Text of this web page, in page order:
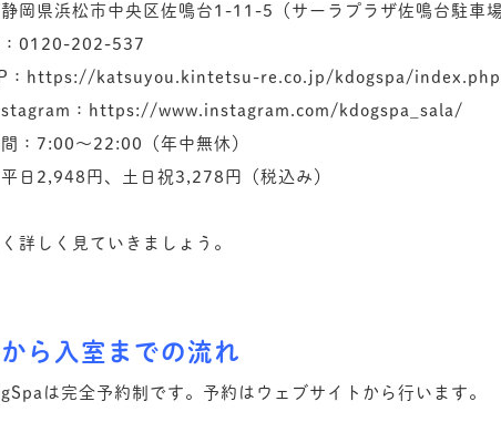
岡県浜松市中央区佐鳴台1-11-5（サーラプラザ佐鳴台駐車場
：0120-202-537
：https://katsuyou.kintetsu-re.co.jp/kdogspa/index.php
：https://www.instagram.com/kdogspa_sala/
：7:00～22:00（年中無休）
日2,948円、土日祝3,278円（税込み）
詳しく見ていきましょう。
ら入室までの流れ
は完全予約制です。予約はウェブサイトから行います。